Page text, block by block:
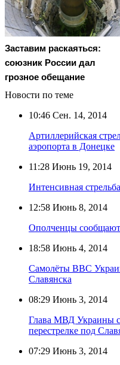
Заставим раскаяться:
союзник России дал
грозное обещание
Новости по теме
10:46 Сен. 14, 2014
Артиллерийская
аэропорта в Донецке
11:28 Июнь 19, 2014
Интенсивная
12:58 Июнь 8, 2014
Ополченцы сообщают
18:58 Июнь 4, 2014
Самолёты ВВС
Славянска
08:29 Июнь 3, 2014
Глава МВД Украины
перестрелке под
07:29 Июнь 3, 2014